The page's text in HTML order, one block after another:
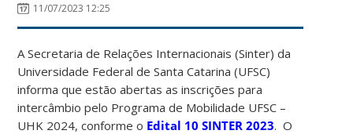
11/07/2023 12:25
A Secretaria de Relações Internacionais (Sinter) da
Universidade Federal de Santa Catarina (UFSC)
informa que estão abertas as inscrições para
intercâmbio pelo Programa de Mobilidade UFSC –
UHK 2024, conforme o Edital 10 SINTER 2023. O